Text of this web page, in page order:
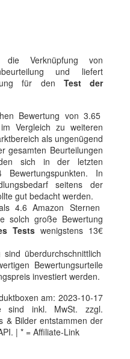
Verknüpfung von
und liefert
für den Test der
Bewertung von 3.65
Vergleich zu weiteren
als ungenügend
gesamten Beurteilungen
sich in der letzten
In
seitens der
gut bedacht werden.
4.6 Amazon Sternen
solch große Bewertung
Tests wenigstens 13€
überdurchschnittlich
Bewertungsurteile
investiert werden.
am: 2023-10-17
sind inkl. MwSt. zzgl.
& Bilder entstammen der
| * = Affiliate-Link